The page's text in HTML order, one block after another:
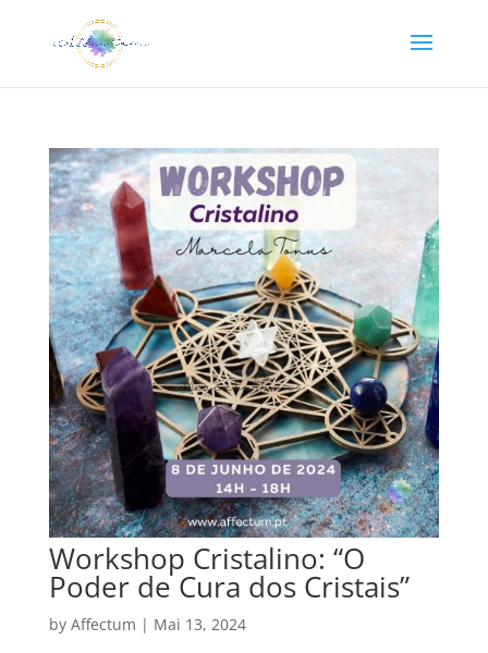
Workshop Cristalino: “O
Poder de Cura dos Cristais”
by Affectum | Mai 13, 2024